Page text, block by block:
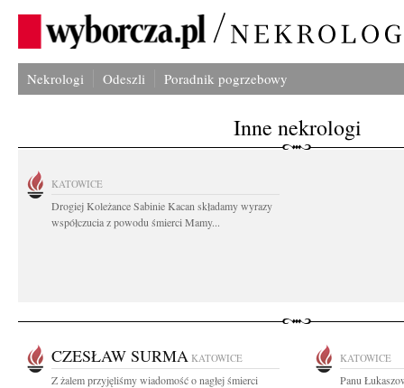
Nekrologi Odeszli Poradnik pogrzebowy
Inne nekrologi
KATOWICE
Drogiej Koleżance Sabinie Kacan składamy wyrazy
współczucia z powodu śmierci Mamy...
CZESŁAW SURMA KATOWICE
Z żalem przyjęliśmy wiadomość o nagłej śmierci
KATOWICE
Panu